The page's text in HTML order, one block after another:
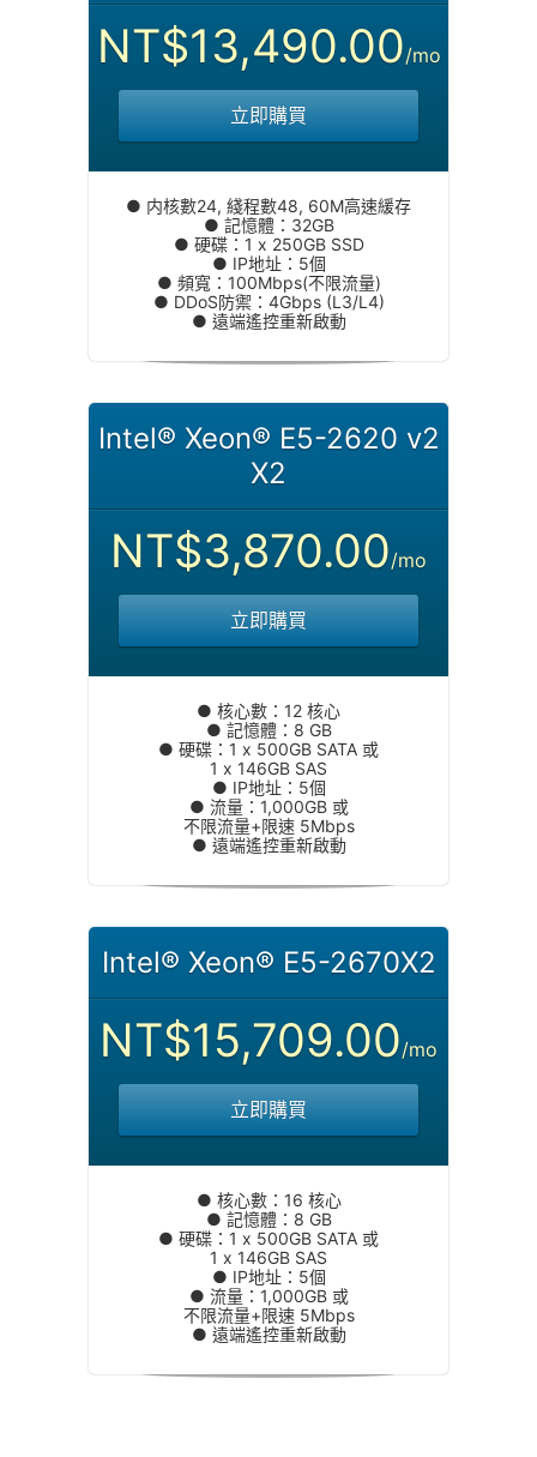
NT$13,490.00/mo
立即購買
● 内核數24, 綫程數48, 60M高速緩存
● 記憶體：32GB
● 硬碟：1 x 250GB SSD
● IP地址：5個
● 頻寬：100Mbps(不限流量)
● DDoS防禦：4Gbps (L3/L4)
● 遠端遙控重新啟動
Intel® Xeon® E5-2620 v2
X2
NT$3,870.00/mo
立即購買
● 核心數：12 核心
● 記憶體：8 GB
● 硬碟：1 x 500GB SATA 或
1 x 146GB SAS
● IP地址：5個
● 流量：1,000GB 或
不限流量+限速 5Mbps
● 遠端遙控重新啟動
Intel® Xeon® E5-2670X2
NT$15,709.00/mo
立即購買
● 核心數：16 核心
● 記憶體：8 GB
● 硬碟：1 x 500GB SATA 或
1 x 146GB SAS
● IP地址：5個
● 流量：1,000GB 或
不限流量+限速 5Mbps
● 遠端遙控重新啟動